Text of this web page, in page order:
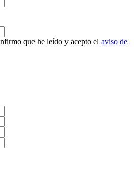
que he leído y acepto el aviso de